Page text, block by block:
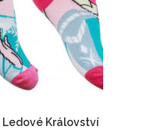
Ledové Království